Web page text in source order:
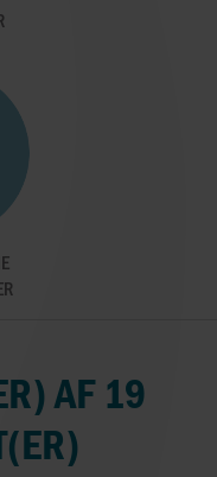
AF 19